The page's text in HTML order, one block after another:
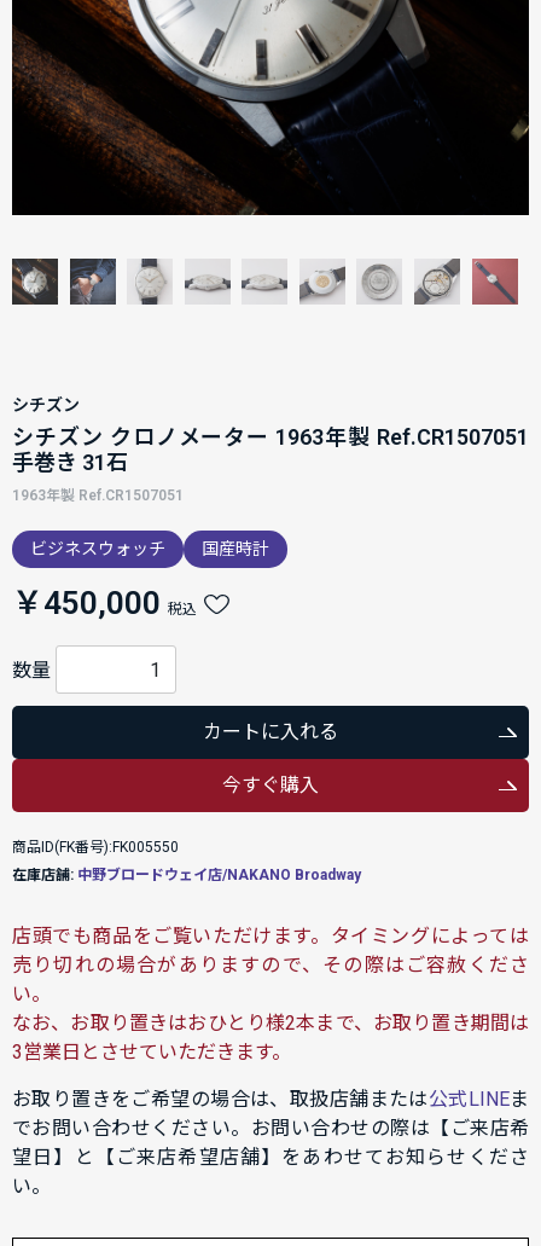
シチズン
シチズン クロノメーター 1963年製 Ref.CR1507051
手巻き 31石
1963年製 Ref.CR1507051
ビジネスウォッチ 国産時計
￥450,000 税込
数量
カートに入れる
今すぐ購入
商品ID(FK番号):FK005550
在庫店舗: 中野ブロードウェイ店/NAKANO Broadway
店頭でも商品をご覧いただけます。タイミングによっては
売り切れの場合がありますので、その際はご容赦くださ
い。
なお、お取り置きはおひとり様2本まで、お取り置き期間は
3営業日とさせていただきます。
お取り置きをご希望の場合は、取扱店舗または公式LINEま
でお問い合わせください。お問い合わせの際は【ご来店希
望日】と【ご来店希望店舗】をあわせてお知らせくださ
い。